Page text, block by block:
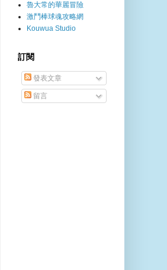
魯大常的華麗冒險
激鬥棒球魂攻略網
Kouwua Studio
訂閱
發表文章
留言